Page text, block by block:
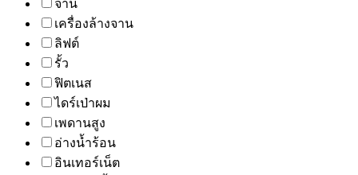
จาน
เครื่องล้างจาน
ลิฟต์
รั้ว
ฟิตเนส
ไดร์เป่าผม
เพดานสูง
อ่างน้ำร้อน
อินเทอร์เน็ต